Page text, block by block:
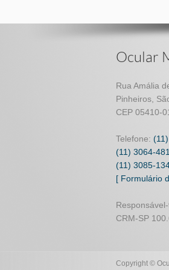
Ocular
Rua Amália
Pinheiros,
CEP 05410-
Telefone:
(11) 3064-
(11) 3085-
[ Formulário
CRM-SP
Copyright ©